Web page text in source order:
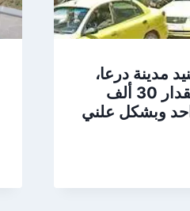
مدينة درعا،
يتلّقى رشوة بمقدار 30 ألف
وبشكل علني